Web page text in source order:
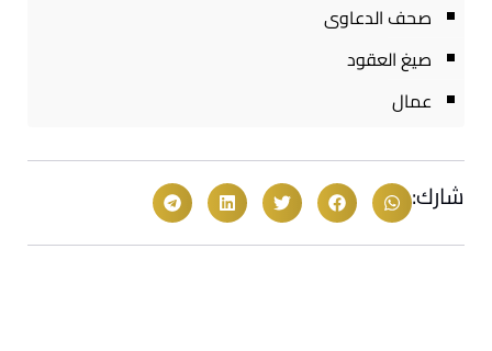
صحف الدعاوى
صيغ العقود
عمال
شارك: